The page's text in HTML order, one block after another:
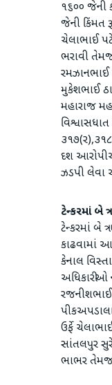
૧૬૦૦ જેની
જેની કિંમત
ચેલાભાઈ
ભરાવી
રમઝાનભાઈ
મુકેશભાઈ
મહારાજ
દશ
ઝડપી લેવા
ટેન્કરમાં બે
ટેન્કરમાં બે
કાઢવામાં
કેનાલ
અધિકારીઓ
રજનીશભાઈ
ઉર્ફે
સાંતલપુર
ભાભર તેમજ